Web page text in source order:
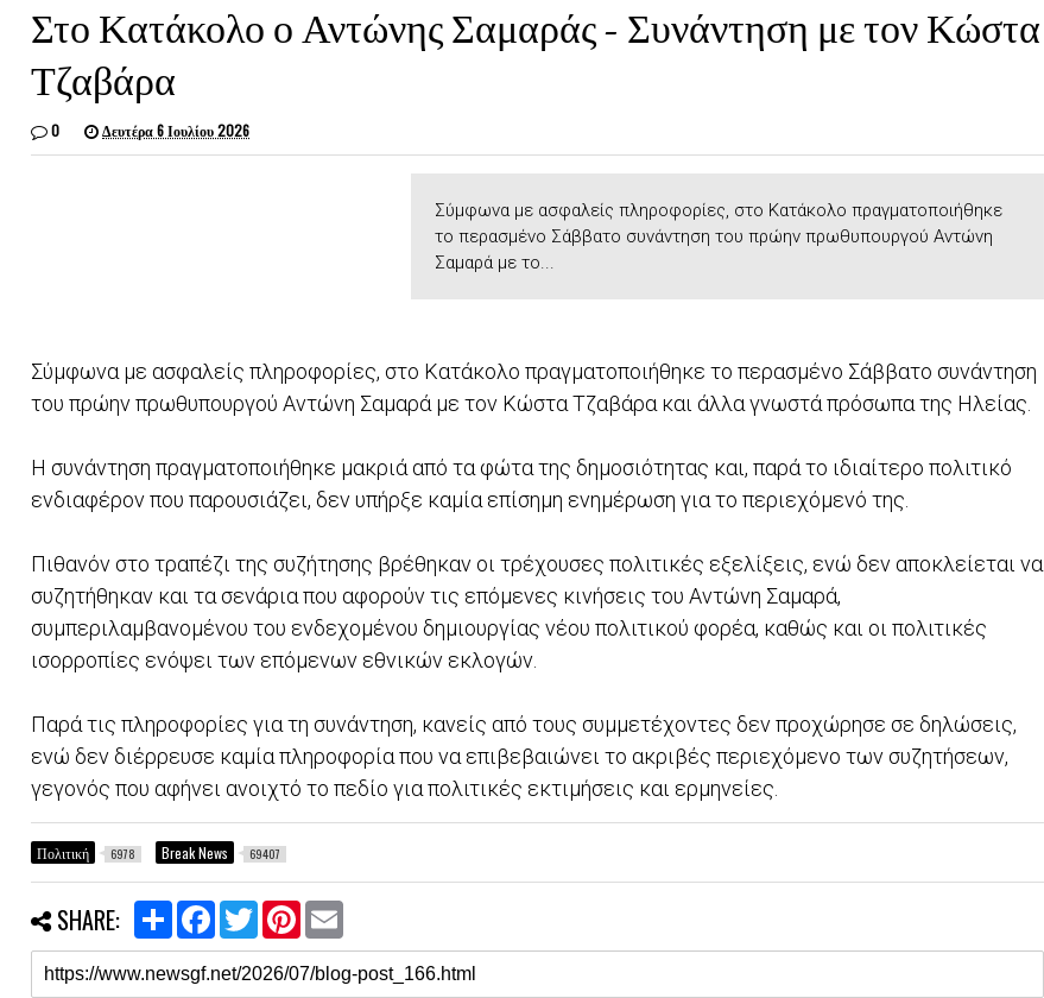
Στο Κατάκολο ο Αντώνης Σαμαράς – Συνάντηση με τον Κώστα
Τζαβάρα
0 Δευτέρα 6 Ιουλίου 2026
Σύμφωνα με ασφαλείς πληροφορίες, στο Κατάκολο πραγματοποιήθηκε
το περασμένο Σάββατο συνάντηση του πρώην πρωθυπουργού Αντώνη
Σαμαρά με το...
Σύμφωνα με ασφαλείς πληροφορίες, στο Κατάκολο πραγματοποιήθηκε το περασμένο Σάββατο συνάντηση
του πρώην πρωθυπουργού Αντώνη Σαμαρά με τον Κώστα Τζαβάρα και άλλα γνωστά πρόσωπα της Ηλείας.
Η συνάντηση πραγματοποιήθηκε μακριά από τα φώτα της δημοσιότητας και, παρά το ιδιαίτερο πολιτικό
ενδιαφέρον που παρουσιάζει, δεν υπήρξε καμία επίσημη ενημέρωση για το περιεχόμενό της.
Πιθανόν στο τραπέζι της συζήτησης βρέθηκαν οι τρέχουσες πολιτικές εξελίξεις, ενώ δεν αποκλείεται να
συζητήθηκαν και τα σενάρια που αφορούν τις επόμενες κινήσεις του Αντώνη Σαμαρά,
συμπεριλαμβανομένου του ενδεχομένου δημιουργίας νέου πολιτικού φορέα, καθώς και οι πολιτικές
ισορροπίες ενόψει των επόμενων εθνικών εκλογών.
Παρά τις πληροφορίες για τη συνάντηση, κανείς από τους συμμετέχοντες δεν προχώρησε σε δηλώσεις,
ενώ δεν διέρρευσε καμία πληροφορία που να επιβεβαιώνει το ακριβές περιεχόμενο των συζητήσεων,
γεγονός που αφήνει ανοιχτό το πεδίο για πολιτικές εκτιμήσεις και ερμηνείες.
Πολιτική 6978 Break News 69407
SHARE:
S
a
r
e
F
c
e
b
T
i
t
t
P
n
t
e
a
i
l